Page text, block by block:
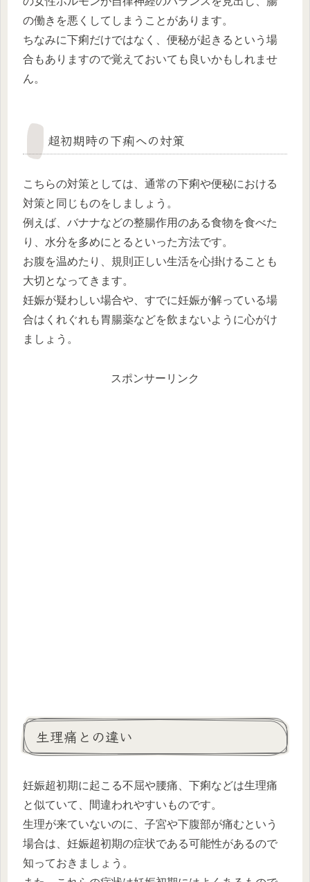
の働きを悪くしてしまうことがあります。
ちなみに下痢だけではなく、便秘が起きるという場
合もありますので覚えておいても良いかもしれませ
ん。
超初期時の下痢への対策
こちらの対策としては、通常の下痢や便秘における
対策と同じものをしましょう。
例えば、バナナなどの整腸作用のある食物を食べた
り、水分を多めにとるといった方法です。
お腹を温めたり、規則正しい生活を心掛けることも
大切となってきます。
妊娠が疑わしい場合や、すでに妊娠が解っている場
合はくれぐれも胃腸薬などを飲まないように心がけ
ましょう。
スポンサーリンク
生理痛との違い
妊娠超初期に起こる不屈や腰痛、下痢などは生理痛
と似ていて、間違われやすいものです。
生理が来ていないのに、子宮や下腹部が痛むという
場合は、妊娠超初期の症状である可能性があるので
知っておきましょう。